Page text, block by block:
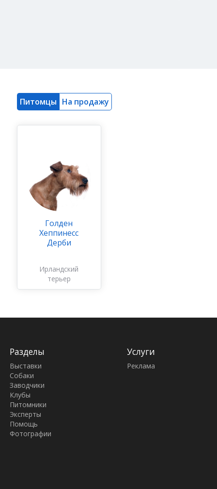
Питомцы На продажу
Голден
Хеппинесс
Дерби
Ирландский
терьер
Разделы
Выставки
Собаки
Заводчики
Клубы
Питомники
Эксперты
Помощь
Фотографии
Услуги
Реклама